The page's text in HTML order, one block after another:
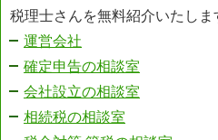
税理士さんを無料紹介いたしま
運営会社
確定申告の相談室
会社設立の相談室
相続税の相談室